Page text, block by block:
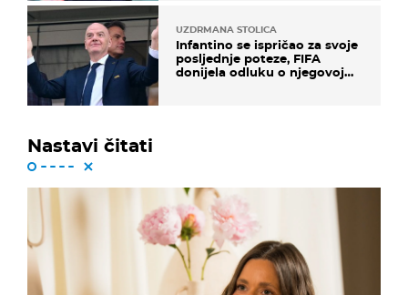
UZDRMANA STOLICA
Infantino se ispričao za svoje
posljednje poteze, FIFA
donijela odluku o njegovoj
Nastavi čitati